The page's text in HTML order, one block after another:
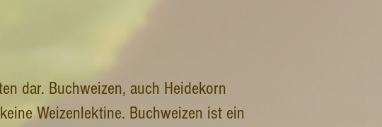
dar. Buchweizen, auch Heidekorn
Weizenlektine. Buchweizen ist ein